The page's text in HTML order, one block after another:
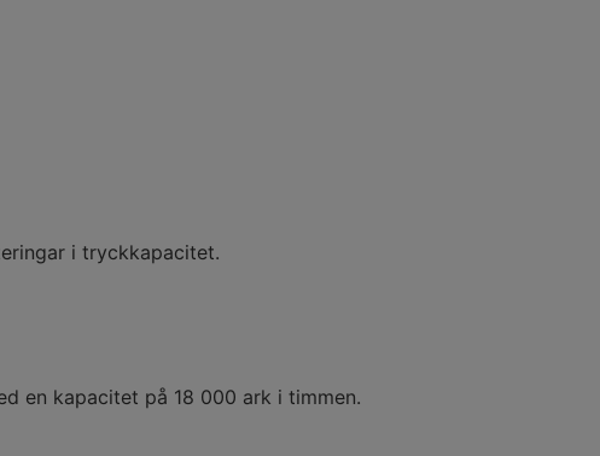
i tryckkapacitet.
en kapacitet på 18 000 ark i timmen.